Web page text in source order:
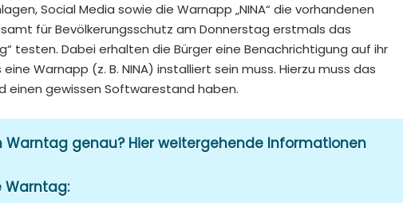
Social Media sowie die Warnapp „NINA“ die vorhandenen
für Bevölkerungsschutz am Donnerstag erstmals das
testen. Dabei erhalten die Bürger eine Benachrichtigung auf ihr
Warnapp (z. B. NINA) installiert sein muss. Hierzu muss das
einen gewissen Softwarestand haben.
Warntag genau? Hier weitergehende Informationen
Warntag: